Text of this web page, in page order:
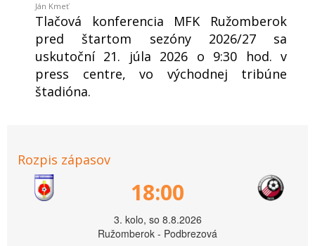
Ján Kmeť
Tlačová konferencia MFK Ružomberok
pred štartom sezóny 2026/27 sa
uskutoční 21. júla 2026 o 9:30 hod. v
press centre, vo východnej tribúne
štadióna.
Rozpis zápasov
18:00
3. kolo, so 8.8.2026
Ružomberok - Podbrezová